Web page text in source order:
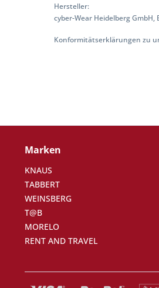
Hersteller:
cyber-Wear Heidelberg
Konformitätserklärungen zu
Marken
KNAUS
TABBERT
WEINSBERG
T@B
MORELO
RENT AND TRAVEL